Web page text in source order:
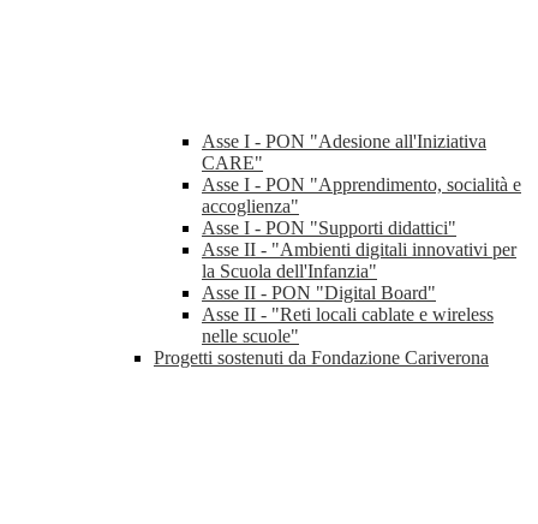
Asse I - PON "Adesione all'Iniziativa
CARE"
Asse I - PON "Apprendimento, socialità e
accoglienza"
Asse I - PON "Supporti didattici"
Asse II - "Ambienti digitali innovativi per
la Scuola dell'Infanzia"
Asse II - PON "Digital Board"
Asse II - "Reti locali cablate e wireless
nelle scuole"
Progetti sostenuti da Fondazione Cariverona